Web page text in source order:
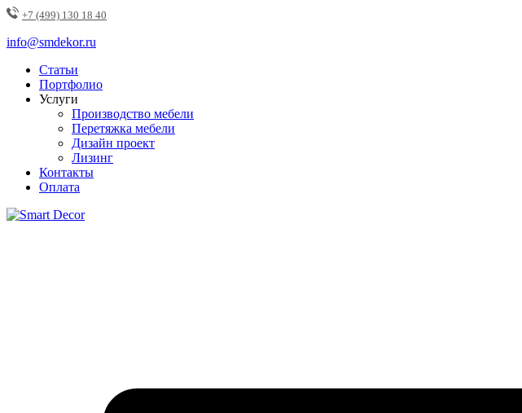
+7 (499) 130 18 40
info@smdekor.ru
Статьи
Портфолио
Услуги
Производство мебели
Перетяжка мебели
Дизайн проект
Лизинг
Контакты
Оплата